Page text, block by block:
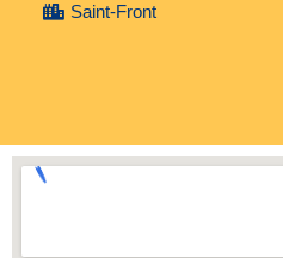
Saint-Front